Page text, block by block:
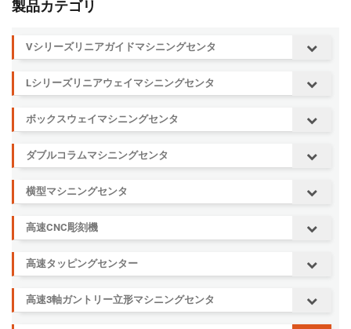
製品カテゴリ
Vシリーズリニアガイドマシニングセンタ
Lシリーズリニアウェイマシニングセンタ
ボックスウェイマシニングセンタ
ダブルコラムマシニングセンタ
横型マシニングセンタ
高速CNC彫刻機
高速タッピングセンター
高速3軸ガントリー立形マシニングセンタ